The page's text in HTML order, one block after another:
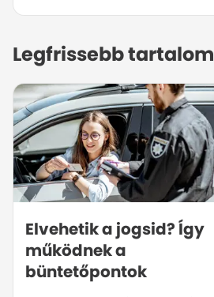
Legfrissebb tartalom
Elvehetik a jogsid? Így
működnek a
büntetőpontok